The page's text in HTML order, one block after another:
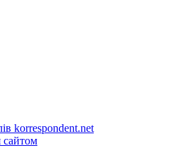
korrespondent.net
сайтом